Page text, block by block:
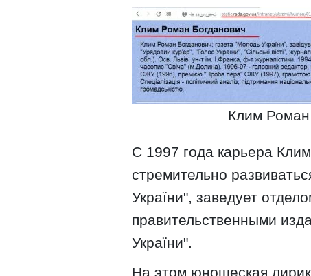
Клим Роман
С 1997 года карьера
стремительно
України", заведует
правительственными
України".
На этом юношеская